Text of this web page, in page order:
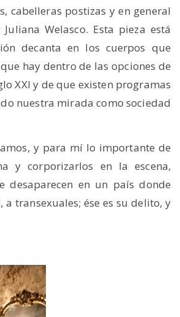
cabelleras postizas y en general
Welasco. Esta pieza está
decanta en los cuerpos que
hay dentro de las opciones de
XXI y de que existen programas
nuestra mirada como sociedad
y para mí lo importante de
y corporizarlos en la escena,
desaparecen en un país donde
transexuales; ése es su delito, y